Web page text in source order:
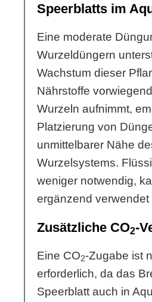
Speerblatts im
Eine moderate
Wurzeldüngern
Wachstum dieser
Nährstoffe
Wurzeln aufnimmt,
Platzierung von
unmittelbarer Nähe
Wurzelsystems.
weniger notwendig,
ergänzend verwendet
Zusätzliche CO2-
Eine CO2-Zugabe ist
erforderlich, da das
Speerblatt auch in